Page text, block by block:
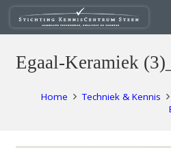
Egaal-Keramiek
Home Techniek & Kennis